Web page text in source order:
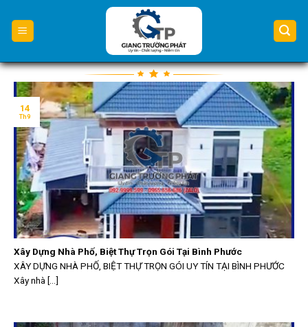
content
Xây Dựng Nhà Phố, Biệt Thự Trọn Gói Tại Bình Phước
XÂY DỰNG NHÀ PHỐ, BIỆT THỰ TRỌN GÓI UY TÍN TẠI BÌNH PHƯỚC
Xây nhà [...]
14
Th9